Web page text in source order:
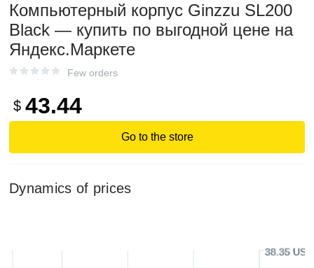
Компьютерный корпус Ginzzu SL200
Black — купить по выгодной цене на
Яндекс.Маркете
Few orders
$ 43.44
Go to the store
Dynamics of prices
38.35 USD